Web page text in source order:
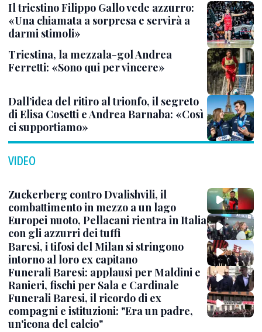
Il triestino Filippo Gallo vede azzurro:
«Una chiamata a sorpresa e servirà a
darmi stimoli»
Triestina, la mezzala-gol Andrea
Ferretti: «Sono qui per vincere»
Dall’idea del ritiro al trionfo, il segreto
di Elisa Cosetti e Andrea Barnaba: «Così
ci supportiamo»
VIDEO
Zuckerberg contro Dvalishvili, il
combattimento in mezzo a un lago
Europei nuoto, Pellacani rientra in Italia
con gli azzurri dei tuffi
Baresi, i tifosi del Milan si stringono
intorno al loro ex capitano
Funerali Baresi: applausi per Maldini e
Ranieri, fischi per Sala e Cardinale
Funerali Baresi, il ricordo di ex
compagni e istituzioni: "Era un padre,
un'icona del calcio"